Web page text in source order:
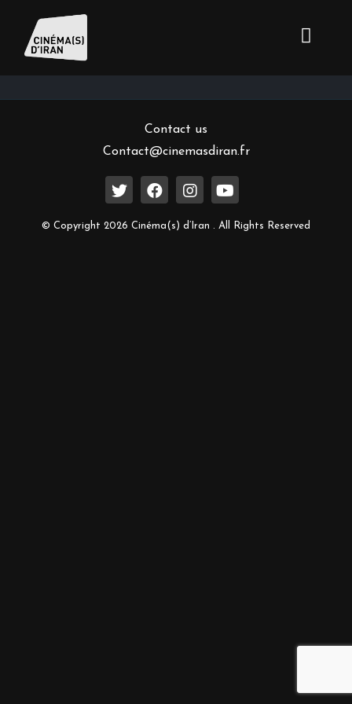
Inscrivez-vous à notre newsletter
Contact us
Contact@cinemasdiran.fr
© Copyright 2026 Cinéma(s) d’Iran . All Rights Reserved